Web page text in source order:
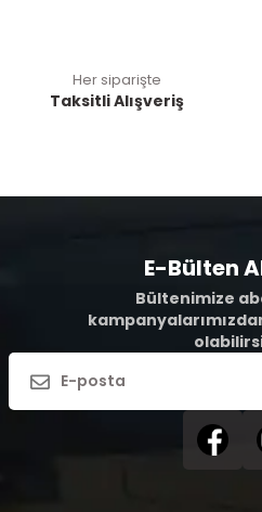
Her siparişte
Taksitli Alışveriş
E-Bülten
Bültenimize